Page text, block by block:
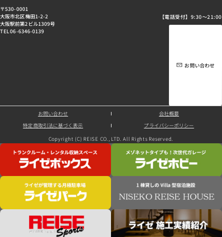
〒530-0001
大阪市北区梅田1-2-2
大阪駅前第2ビル1309号
TEL 06-6346-0139
【電話受付】9:30～21:00
お問い合わせ
お問い合わせ 会社概要
特定商取引法に基づく表示 プライバシーポリシー
Copyright (C) REISE CO., LTD. All Rights Reserved.